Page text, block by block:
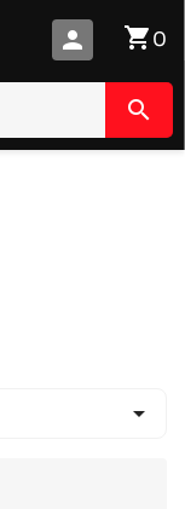
shopping_cart0
person
search
